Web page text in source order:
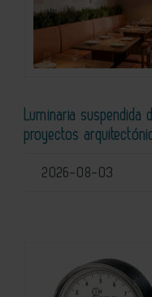
Luminaria suspendida
proyectos
2026-08-03